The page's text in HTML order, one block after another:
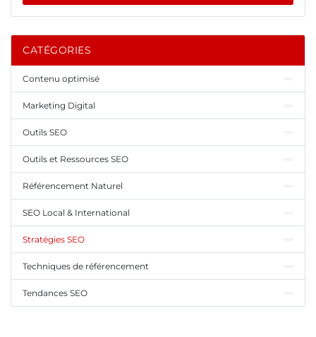
CATÉGORIES
Contenu optimisé
Marketing Digital
Outils SEO
Outils et Ressources SEO
Référencement Naturel
SEO Local & International
Stratégies SEO
Techniques de référencement
Tendances SEO